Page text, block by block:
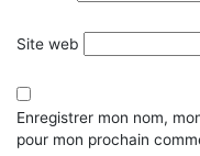
Site web
Enregistrer mon nom,
pour mon prochain